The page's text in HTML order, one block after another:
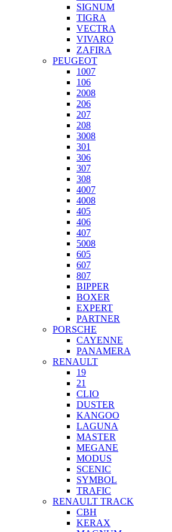
SIGNUM
TIGRA
VECTRA
VIVARO
ZAFIRA
PEUGEOT
1007
106
2008
206
207
208
3008
301
306
307
308
4007
4008
405
406
407
5008
605
607
807
BIPPER
BOXER
EXPERT
PARTNER
PORSCHE
CAYENNE
PANAMERA
RENAULT
19
21
CLIO
DUSTER
KANGOO
LAGUNA
MASTER
MEGANE
MODUS
SCENIC
SYMBOL
TRAFIC
RENAULT TRACK
CBH
KERAX